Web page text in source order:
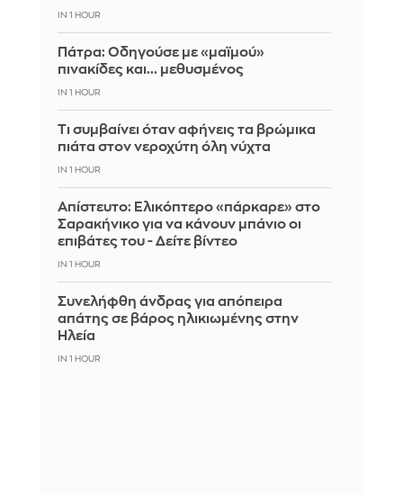
IN 1 HOUR
Πάτρα: Οδηγούσε με «μαϊμού»
πινακίδες και... μεθυσμένος
IN 1 HOUR
Τι συμβαίνει όταν αφήνεις τα βρώμικα
πιάτα στον νεροχύτη όλη νύχτα
IN 1 HOUR
Απίστευτο: Ελικόπτερο «πάρκαρε» στο
Σαρακήνικο για να κάνουν μπάνιο οι
επιβάτες του - Δείτε βίντεο
IN 1 HOUR
Συνελήφθη άνδρας για απόπειρα
απάτης σε βάρος ηλικιωμένης στην
Ηλεία
IN 1 HOUR